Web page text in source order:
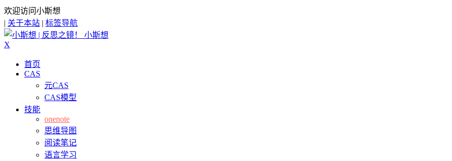
欢迎访问小斯想
| 关于本站 | 标签导航
小斯想
X
首页
CAS
元CAS
CAS模型
技能
onenote
思维导图
阅读笔记
语言学习